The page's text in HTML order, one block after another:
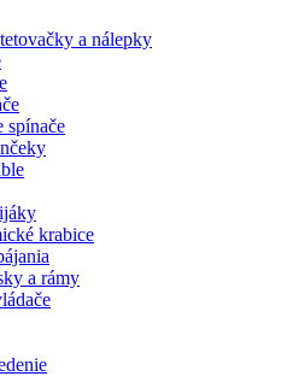
a nálepky
spínače
krabice
a rámy